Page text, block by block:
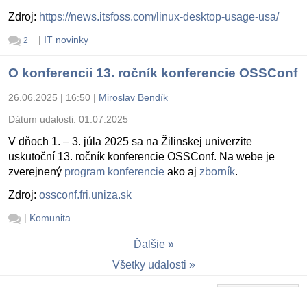
Zdroj: https://news.itsfoss.com/linux-desktop-usage-usa/
2 | IT novinky
O konferencii 13. ročník konferencie OSSConf
26.06.2025 | 16:50 | Miroslav Bendík
Dátum udalosti: 01.07.2025
V dňoch 1. – 3. júla 2025 sa na Žilinskej univerzite
uskutoční 13. ročník konferencie OSSConf. Na webe je
zverejnený program konferencie ako aj zborník.
Zdroj: ossconf.fri.uniza.sk
| Komunita
Ďalšie
Všetky udalosti